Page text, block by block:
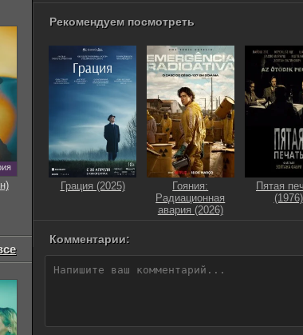
Рекомендуем посмотреть
Грация (2025)
Гояния:
Радиационная
авария (2026)
Пятая
(1976)
Комментарии: